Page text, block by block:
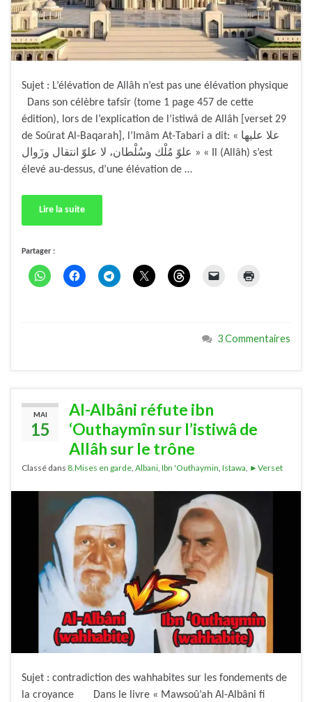
Sujet : L’élévation de Allâh n’est pas une élévation physique
Dans son célèbre tafsîr (tome 1 page 457 de cette
édition), lors de l’explication de l’istiwâ de Allâh [verset 29
de Soûrat Al-Baqarah], l’Imâm At-Tabari a dit: « علا عليها
علوّ مُلْك وسُلْطان، لا علوّ انتقال وزَوال » « Il (Allâh) s’est
élevé au-dessus, d’une élévation de …
Lire la suite
Partager :
3 Commentaires
MAI
15
Al-Albâni réfute ibn
‘Outhaymîn sur l’istiwâ de
Allâh sur le trône
Classé dans 8.Mises en garde Albani Ibn 'Outhaymin Istawa ►Verset
Sujet : contradiction des wahhabites sur les fondements de
la croyance Dans le livre « Mawsoû’ah Al-Albâni fi